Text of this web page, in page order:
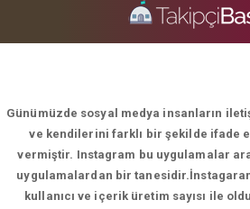
Günümüzde sosyal medya insanların
ve kendilerini farklı bir şekilde ifade
vermiştir. Instagram bu uygulamalar
uygulamalardan bir
kullanıcı ve içerik üretim sayısı ile